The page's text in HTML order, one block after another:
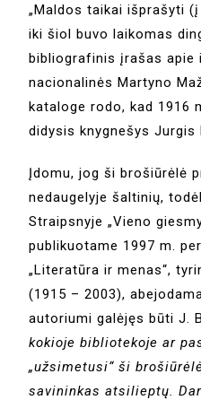
„Maldos taikai išprašyti
iki šiol buvo laikomas
bibliografinis įrašas apie
nacionalinės Martyno
kataloge rodo, kad 1916
didysis knygnešys Jurgis
Įdomu, jog ši brošiūrėlė
nedaugelyje šaltinių,
Straipsnyje „Vieno
publikuotame 1997 m.
„Literatūra ir menas“,
(1915 – 2003),
autoriumi galėjęs būti J.
kokioje bibliotekoje ar
„užsimetusi“ ši
savininkas atsilieptų.